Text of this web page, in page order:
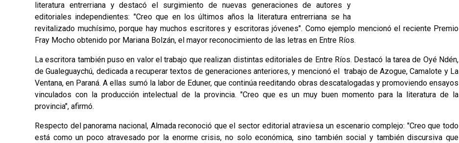
literatura entrerriana y destacó el surgimiento de nuevas generaciones de autores y
editoriales independientes: "Creo que en los últimos años la literatura entrerriana se ha
revitalizado muchísimo, porque hay muchos escritores y escritoras jóvenes". Como ejemplo mencionó el reciente Premio
Fray Mocho obtenido por Mariana Bolzán, el mayor reconocimiento de las letras en Entre Ríos.
La escritora también puso en valor el trabajo que realizan distintas editoriales de Entre Ríos. Destacó la tarea de Oyé Ndén,
de Gualeguaychú, dedicada a recuperar textos de generaciones anteriores, y mencionó el trabajo de Azogue, Camalote y La
Ventana, en Paraná. A ellas sumó la labor de Eduner, que continúa reeditando obras descatalogadas y promoviendo ensayos
vinculados con la producción intelectual de la provincia. "Creo que es un muy buen momento para la literatura de la
provincia", afirmó.
Respecto del panorama nacional, Almada reconoció que el sector editorial atraviesa un escenario complejo: "Creo que todo
está como un poco atravesado por la enorme crisis, no solo económica, sino también social y también discursiva que